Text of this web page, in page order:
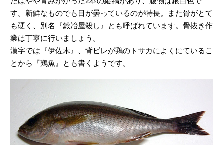
す。新鮮なものでも目が曇っているのが特長。また骨がとて
も硬く、別名『鍛冶屋殺し』とも呼ばれています。骨抜き作
業は丁寧に行いましょう。
漢字では『伊佐木』、背ビレが鶏のトサカによくにているこ
とから『鶏魚』とも書くようです。